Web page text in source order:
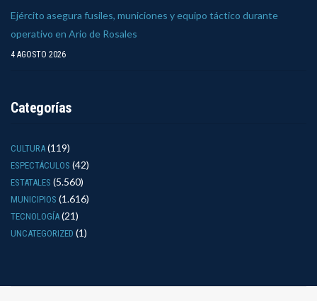
Ejército asegura fusiles, municiones y equipo táctico durante
operativo en Ario de Rosales
4 AGOSTO 2026
Categorías
CULTURA (119)
ESPECTÁCULOS (42)
ESTATALES (5.560)
MUNICIPIOS (1.616)
TECNOLOGÍA (21)
UNCATEGORIZED (1)